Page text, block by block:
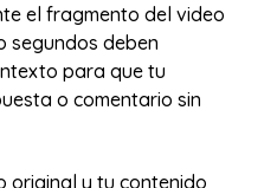
el fragmento del video
segundos deben
para que tu
o comentario sin
original y tu contenido